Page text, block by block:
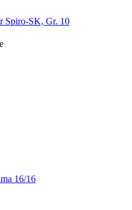
Spiro-SK, Gr. 10
16/16